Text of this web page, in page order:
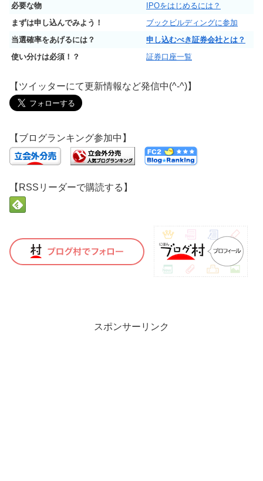
必要な物
IPOをはじめるには？
まずは申し込んでみよう！
ブックビルディングに参加
当選確率をあげるには？
申し込むべき証券会社とは？
使い分けは必須！？
証券口座一覧
【ツイッターにて更新情報など発信中(^-^)】
【ブログランキング参加中】
【RSSリーダーで購読する】
スポンサーリンク